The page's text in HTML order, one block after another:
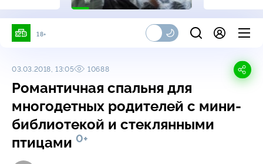
18+
03.03.2018, 13:05 10688
Романтичная спальня для
многодетных родителей с мини-
библиотекой и стеклянными
птицами 0+